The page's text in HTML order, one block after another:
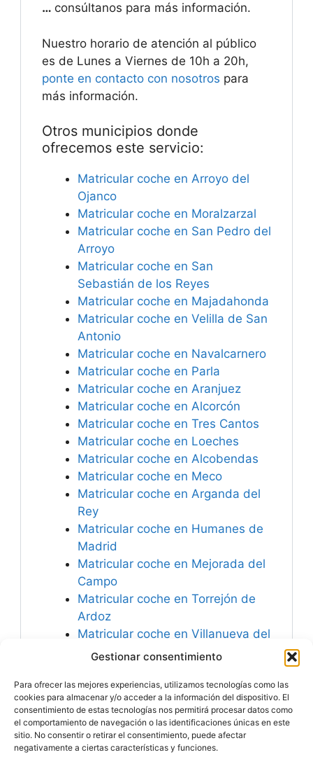
Gestionar consentimiento
Para ofrecer las mejores experiencias, utilizamos tecnologías como las
cookies para almacenar y/o acceder a la información del dispositivo. El
consentimiento de estas tecnologías nos permitirá procesar datos como
el comportamiento de navegación o las identificaciones únicas en este
sitio. No consentir o retirar el consentimiento, puede afectar
negativamente a ciertas características y funciones.
… consúltanos para más información.
Nuestro horario de atención al público
es de Lunes a Viernes de 10h a 20h,
ponte en contacto con nosotros para
más información.
Otros municipios donde
ofrecemos este servicio:
Matricular coche en Arroyo del
Ojanco
Matricular coche en Moralzarzal
Matricular coche en San Pedro del
Arroyo
Matricular coche en San
Sebastián de los Reyes
Matricular coche en Majadahonda
Matricular coche en Velilla de San
Antonio
Matricular coche en Navalcarnero
Matricular coche en Parla
Matricular coche en Aranjuez
Matricular coche en Alcorcón
Matricular coche en Tres Cantos
Matricular coche en Loeches
Matricular coche en Alcobendas
Matricular coche en Meco
Matricular coche en Arganda del
Rey
Matricular coche en Humanes de
Madrid
Matricular coche en Mejorada del
Campo
Matricular coche en Torrejón de
Ardoz
Matricular coche en Villanueva del
Pardillo
Arroyomolinos